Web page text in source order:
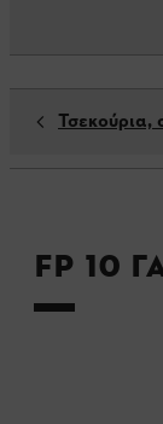
Τσεκούρια,
FP 10